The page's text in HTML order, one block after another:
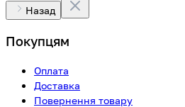
Назад
Покупцям
Оплата
Доставка
Повернення товару